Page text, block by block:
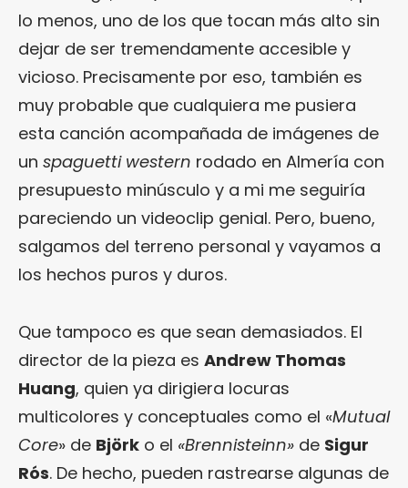
lo menos, uno de los que tocan más alto sin
dejar de ser tremendamente accesible y
vicioso. Precisamente por eso, también es
muy probable que cualquiera me pusiera
esta canción acompañada de imágenes de
un spaguetti western rodado en Almería con
presupuesto minúsculo y a mi me seguiría
pareciendo un videoclip genial. Pero, bueno,
salgamos del terreno personal y vayamos a
los hechos puros y duros.
Que tampoco es que sean demasiados. El
director de la pieza es Andrew Thomas
Huang, quien ya dirigiera locuras
multicolores y conceptuales como el «Mutual
Core» de Björk o el «Brennisteinn» de Sigur
Rós. De hecho, pueden rastrearse algunas de